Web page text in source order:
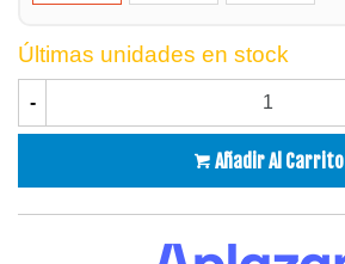
Últimas unidades en stock
-
Añadir Al Carrito